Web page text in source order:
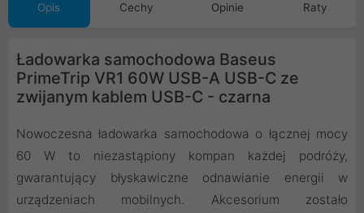
Opis Cechy Opinie Raty
Ładowarka samochodowa Baseus
PrimeTrip VR1 60W USB-A USB-C ze
zwijanym kablem USB-C - czarna
Nowoczesna ładowarka samochodowa o łącznej mocy
60 W to niezastąpiony kompan każdej podróży,
gwarantujący błyskawiczne odnawianie energii w
urządzeniach mobilnych. Akcesorium zostało